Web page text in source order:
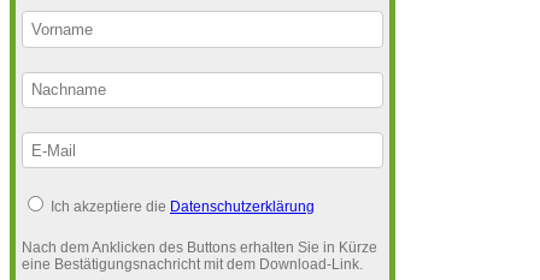
Ich akzeptiere die Datenschutzerklärung
Nach dem Anklicken des Buttons erhalten Sie in Kürze
eine Bestätigungsnachricht mit dem Download-Link.